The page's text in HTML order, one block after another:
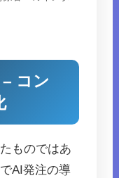
コン
ものではあ
AI発注の導